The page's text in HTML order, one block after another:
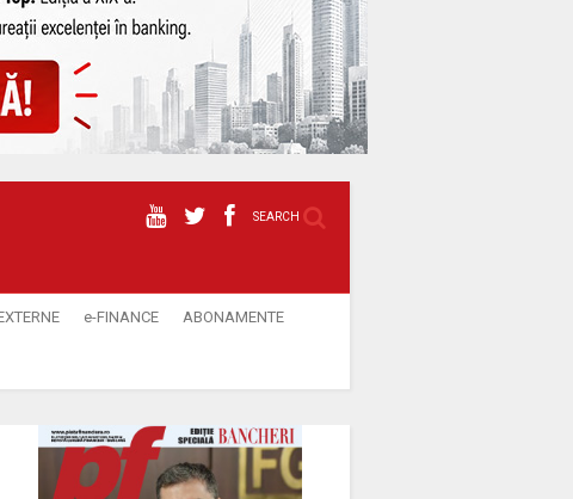
SEARCH
e-FINANCE ABONAMENTE